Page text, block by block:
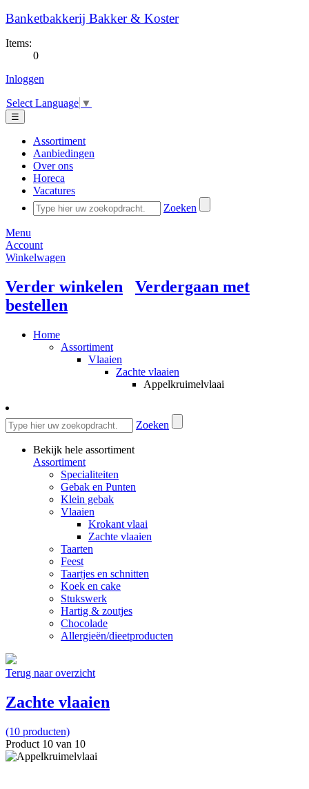
Banketbakkerij Bakker & Koster
Items:
0
Inloggen
Select Language ▼
☰
Assortiment
Aanbiedingen
Over ons
Horeca
Vacatures
Zoeken
Menu
Account
Winkelwagen
Verder winkelen
Verdergaan met
bestellen
Home
Assortiment
Vlaaien
Zachte vlaaien
Appelkruimelvlaai
Zoeken
Bekijk hele assortiment
Assortiment
Specialiteiten
Gebak en Punten
Klein gebak
Vlaaien
Krokant vlaai
Zachte vlaaien
Taarten
Feest
Taartjes en schnitten
Koek en cake
Stukswerk
Hartig & zoutjes
Chocolade
Allergieën/dieetproducten
Terug naar overzicht
Zachte vlaaien
(10 producten)
Product 10 van 10